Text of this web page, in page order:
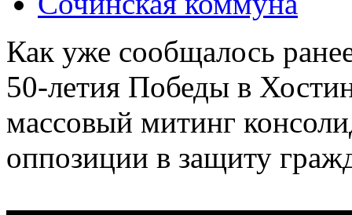
Как уже сообщалось
50-летия Победы в
массовый митинг
оппозиции в защиту